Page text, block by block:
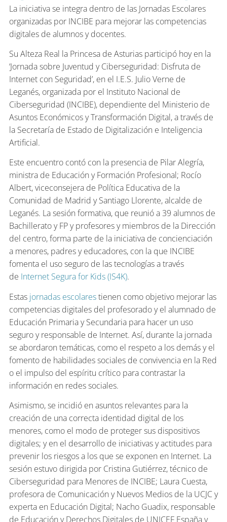
La iniciativa se integra dentro de las Jornadas Escolares
organizadas por INCIBE para mejorar las competencias
digitales de alumnos y docentes.
Su Alteza Real la Princesa de Asturias participó hoy en la
‘Jornada sobre Juventud y Ciberseguridad: Disfruta de
Internet con Seguridad’, en el I.E.S. Julio Verne de
Leganés, organizada por el Instituto Nacional de
Ciberseguridad (INCIBE), dependiente del Ministerio de
Asuntos Económicos y Transformación Digital, a través de
la Secretaría de Estado de Digitalización e Inteligencia
Artificial.
Este encuentro contó con la presencia de Pilar Alegría,
ministra de Educación y Formación Profesional; Rocío
Albert, viceconsejera de Política Educativa de la
Comunidad de Madrid y Santiago Llorente, alcalde de
Leganés. La sesión formativa, que reunió a 39 alumnos de
Bachillerato y FP y profesores y miembros de la Dirección
del centro, forma parte de la iniciativa de concienciación
a menores, padres y educadores, con la que INCIBE
fomenta el uso seguro de las tecnologías a través
de Internet Segura for Kids (IS4K).
Estas jornadas escolarestienen como objetivo mejorar las
competencias digitales del profesorado y el alumnado de
Educación Primaria y Secundaria para hacer un uso
seguro y responsable de Internet. Así, durante la jornada
se abordaron temáticas, como el respeto a los demás y el
fomento de habilidades sociales de convivencia en la Red
o el impulso del espíritu crítico para contrastar la
información en redes sociales.
Asimismo, se incidió en asuntos relevantes para la
creación de una correcta identidad digital de los
menores, como el modo de proteger sus dispositivos
digitales; y en el desarrollo de iniciativas y actitudes para
prevenir los riesgos a los que se exponen en Internet. La
sesión estuvo dirigida por Cristina Gutiérrez, técnico de
Ciberseguridad para Menores de INCIBE; Laura Cuesta,
profesora de Comunicación y Nuevos Medios de la UCJC y
experta en Educación Digital; Nacho Guadix, responsable
de Educación y Derechos Digitales de UNICEF España y